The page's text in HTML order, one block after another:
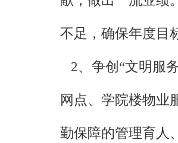
不足，确保年度目
2、争创“文明服
网点、学院楼物业
勤保障的管理育人